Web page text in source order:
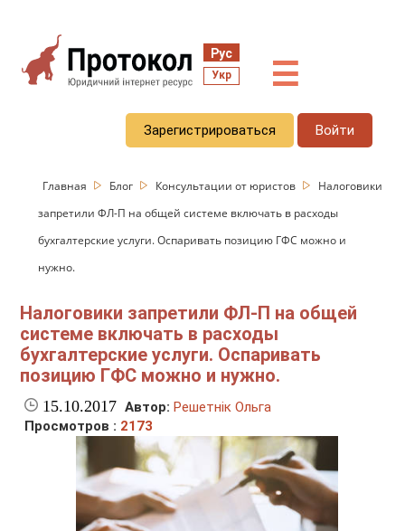
Рус
Укр ☰
Зарегистрироваться Войти
Главная Блог Консультации от юристов
Налоговики
запретили ФЛ-П на общей системе включать в расходы
бухгалтерские услуги. Оспаривать позицию ГФС можно и
нужно.
Налоговики запретили ФЛ-П на общей
системе включать в расходы
бухгалтерские услуги. Оспаривать
позицию ГФС можно и нужно.
15.10.2017 Автор: Решетнік Ольга
Просмотров : 2173